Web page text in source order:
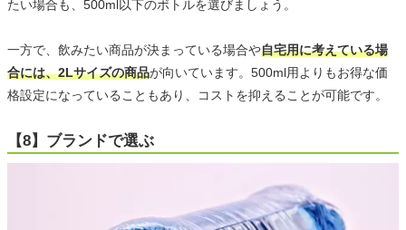
たい場合も、500ml以下のボトルを選びましょう。
一方で、飲みたい商品が決まっている場合や自宅用に考えている場
合には、2Lサイズの商品が向いています。500ml用よりもお得な価
格設定になっていることもあり、コストを抑えることが可能です。
【8】ブランドで選ぶ